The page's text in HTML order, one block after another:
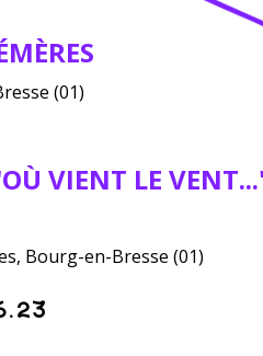
(01)
VIENT LE
Bourg-en-Bresse (01)